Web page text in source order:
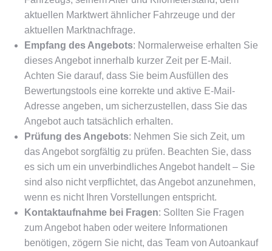
aktuellen Marktwert ähnlicher Fahrzeuge und der
aktuellen Marktnachfrage.
Empfang des Angebots: Normalerweise erhalten Sie
dieses Angebot innerhalb kurzer Zeit per E-Mail.
Achten Sie darauf, dass Sie beim Ausfüllen des
Bewertungstools eine korrekte und aktive E-Mail-
Adresse angeben, um sicherzustellen, dass Sie das
Angebot auch tatsächlich erhalten.
Prüfung des Angebots: Nehmen Sie sich Zeit, um
das Angebot sorgfältig zu prüfen. Beachten Sie, dass
es sich um ein unverbindliches Angebot handelt – Sie
sind also nicht verpflichtet, das Angebot anzunehmen,
wenn es nicht Ihren Vorstellungen entspricht.
Kontaktaufnahme bei Fragen: Sollten Sie Fragen
zum Angebot haben oder weitere Informationen
benötigen, zögern Sie nicht, das Team von Autoankauf